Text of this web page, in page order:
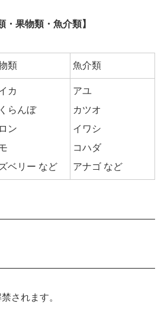
・果物類・魚介類】
類 魚介類
カ
らんぼ
ン
ベリー など
アユ
カツオ
イワシ
コハダ
アナゴ など
されます。